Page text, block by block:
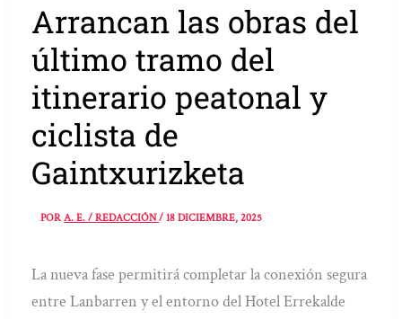
Arrancan las obras del
último tramo del
itinerario peatonal y
ciclista de
Gaintxurizketa
PORA. E. / REDACCIÓN/18 DICIEMBRE, 2025
La nueva fase permitirá completar la conexión segura
entre Lanbarren y el entorno del Hotel Errekalde